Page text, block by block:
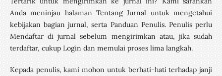
Anda meninjau halaman Tentang Jurnal untuk mengetahui
kebijakan bagian jurnal, serta Panduan Penulis. Penulis perlu
Mendaftar di jurnal sebelum mengirimkan atau, jika sudah
terdaftar, cukup Login dan memulai proses lima langkah.
Kepada penulis, kami mohon untuk berhati-hati terhadap janji